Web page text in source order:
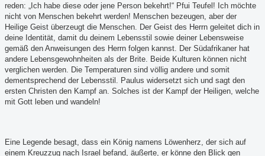
reden: „Ich habe diese oder jene Person bekehrt!“ Pfui Teufel! Ich möchte
nicht von Menschen bekehrt werden! Menschen bezeugen, aber der
Heilige Geist überzeugt die Menschen. Der Geist des Herrn geleitet dich in
deine Identität, damit du deinem Lebensstil sowie deiner Lebensweise
gemäß den Anweisungen des Herrn folgen kannst. Der Südafrikaner hat
andere Lebensgewohnheiten als der Brite. Beide Kulturen können nicht
verglichen werden. Die Temperaturen sind völlig andere und somit
dementsprechend der Lebensstil. Paulus widersetzt sich und sagt den
ersten Christen den Kampf an. Solches ist der Kampf der Heiligen, welche
mit Gott leben und wandeln!
Eine Legende besagt, dass ein König namens Löwenherz, der sich auf
einem Kreuzzug nach Israel befand, äußerte, er könne den Blick gen